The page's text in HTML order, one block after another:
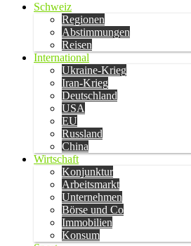
Schweiz
Regionen
Abstimmungen
Reisen
International
Ukraine-Krieg
Iran-Krieg
Deutschland
USA
EU
Russland
China
Wirtschaft
Konjunktur
Arbeitsmarkt
Unternehmen
Börse und Co
Immobilien
Konsum